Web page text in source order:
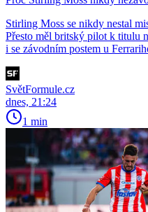
Stirling Moss se nikdy nestal
Přesto měl britský pilot k titulu
i se závodním postem u
SvětFormule.cz
dnes, 21:24
1 min